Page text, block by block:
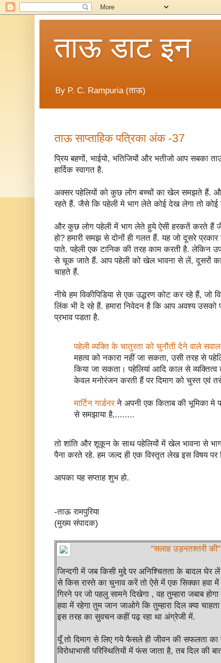
ताऊ डाट इन
By P. C. Rampuria (ताऊ)
ताऊ साप्ताहिक पत्रिका अंक -37
प्रिय बहणों, भाईयो, भतिजियों और भतीजो आप सबका
हार्दिक स्वागत है.
अक्सर पहेलियों को कुछ लोग बच्चों का खेल समझते हैं. और
रहते हैं. जैसे कि पहेली मे भाग लेते कोई देख लेगा तो कोई
और कुछ लोग पहेली में भाग लेते हुये ऐसी हरकतें करते हैं
हो? हमारी समझ से दोनों ही गलत हैं. यह जो दूसरे
पाते. पहेली एक टानिक की तरह काम करती है. लेकिन
से चूक जाते हैं. आप पहेली को खेल भावना से लें, दूसरों
चाहते हैं.
नीचे हम विकीपिडिया से एक उद्धरण कोट कर रहे हैं, जो
लिंक भी दे रहे हैं. हमारा निवेदन है कि आप अवश्य
प्रभाव पडता है.
पहेली व्यक्ति के चातुरता को चुनौती देने वाले
महत्व को नकारा नहीं जा सकता, उसी तरह से
किया जा सकता। पहेलियां आदि काल से व्यक्तित्व
केवल मनोरंजन करती हैं पर दिमाग को चुस्त एवं
मार्टिन गार्डनरने अपनी एक किताब की भूमिका मे
से समझाया है,........
तो शांति और शूकून के साथ पहेलियों में खेल भावना से
पैना करते रहे. हम जल्द ही एक विस्तृत लेख इस विषय पर
आपका यह सप्ताह शुभ हो.
-ताऊ रामपुरिया
(मुख्य संपादक)
"सलाह उड़नतश्तरी
जिन्दगी में जब किसी मुद्दे पर अनिश्चितता के बादल
से किस रास्ते का चुनाव करें तो ऐसे में एक सिक्का हवा
गिरने पर जो पहलु सामने दिखेगा , वह तुम्हारा जबाब
हवा में रहेगा तुम जान जाओगे कि तुम्हारा दिल क्या
इस तरह का सुवचन कहीं पढ़ रहा था अंग्रेजी में.
यूँ तो दिमाग से लिए गये फैसले ही जीवन की सफलता का
विरोधाभासी परिस्थितियों में फंस जाता है, तब दिल की